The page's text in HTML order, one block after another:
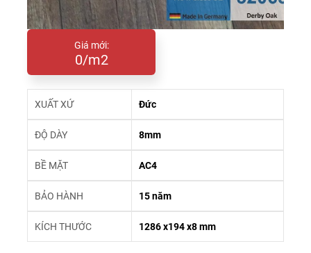
Giá mới:
0/m2
XUẤT XỨ Đức
ĐỘ DÀY 8mm
BỀ MẶT AC4
BẢO HÀNH 15 năm
KÍCH THƯỚC 1286 x194 x8 mm